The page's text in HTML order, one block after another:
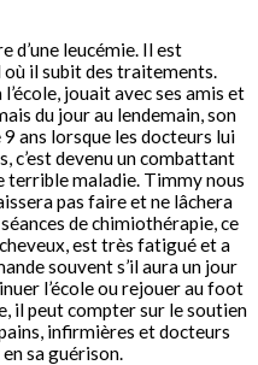
d’une leucémie. Il est
il subit des traitements.
jouait avec ses amis et
du jour au lendemain, son
ans lorsque les docteurs lui
c’est devenu un combattant
terrible maladie. Timmy nous
pas faire et ne lâchera
de chimiothérapie, ce
est très fatigué et a
souvent s’il aura un jour
l’école ou rejouer au foot
il peut compter sur le soutien
infirmières et docteurs
sa guérison.